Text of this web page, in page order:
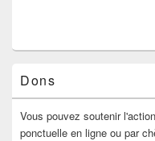
Dons
Vous pouvez soutenir
ponctuelle en ligne ou par